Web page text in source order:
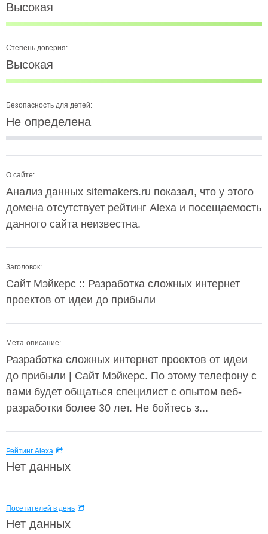
Высокая
Степень доверия:
Высокая
Безопасность для детей:
Не определена
О сайте:
Анализ данных sitemakers.ru показал, что у этого
домена отсутствует рейтинг Alexa и посещаемость
данного сайта неизвестна.
Заголовок:
Сайт Мэйкерс :: Разработка сложных интернет
проектов от идеи до прибыли
Мета-описание:
Разработка сложных интернет проектов от идеи
до прибыли | Сайт Мэйкерс. По этому телефону с
вами будет общаться специлист с опытом веб-
разработки более 30 лет. Не бойтесь з...
Рейтинг Alexa
Нет данных
Посетителей в день
Нет данных